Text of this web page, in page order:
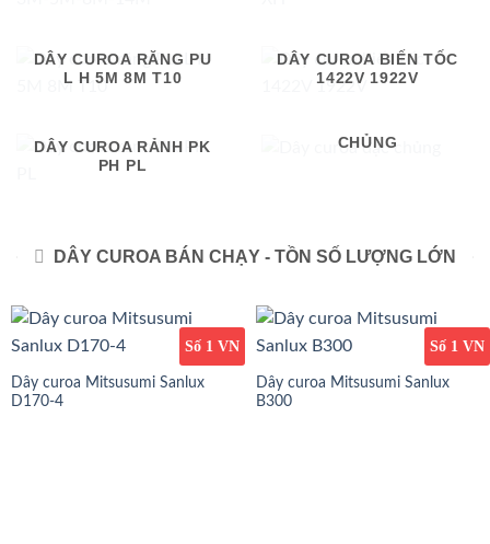
DÂY CUROA RĂNG PU
L H 5M 8M T10
DÂY CUROA BIẾN TỐC
1422V 1922V
DÂY CUROA RẢNH PK
PH PL
CHỦNG
DÂY CUROA BÁN CHẠY - TỒN SỐ LƯỢNG LỚN
Số 1 VN
Dây curoa Mitsusumi Sanlux
D170-4
Số 1 VN
Dây curoa Mitsusumi Sanlux
B300